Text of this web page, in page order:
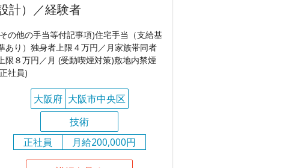
計）／経験者
の他の手当等付記事項)住宅手当（支給基
あり）独身者上限４万円／月家族帯同者
上限８万円／月 (受動喫煙対策)敷地内禁煙
社員)
大阪府 大阪市中央区
技術
正社員
月給200,000円